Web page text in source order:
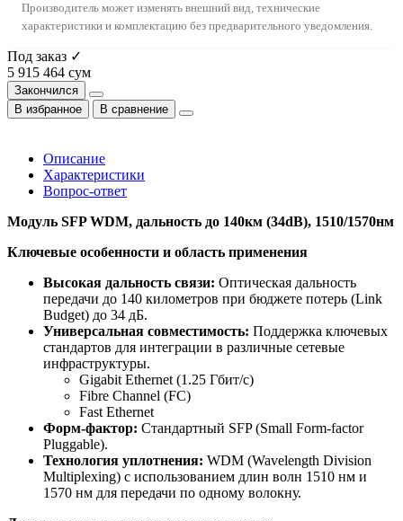
Производитель может изменять внешний вид, технические
характеристики и комплектацию без предварительного уведомления.
Под заказ ✓
5 915 464 сум
Закончился
В избранное
В сравнение
Описание
Характеристики
Вопрос-ответ
Модуль SFP WDM, дальность до 140км (34dB), 1510/1570нм
Ключевые особенности и область применения
Высокая дальность связи: Оптическая дальность
передачи до 140 километров при бюджете потерь (Link
Budget) до 34 дБ.
Универсальная совместимость: Поддержка ключевых
стандартов для интеграции в различные сетевые
инфраструктуры.
Gigabit Ethernet (1.25 Гбит/с)
Fibre Channel (FC)
Fast Ethernet
Форм-фактор: Стандартный SFP (Small Form-factor
Pluggable).
Технология уплотнения: WDM (Wavelength Division
Multiplexing) с использованием длин волн 1510 нм и
1570 нм для передачи по одному волокну.